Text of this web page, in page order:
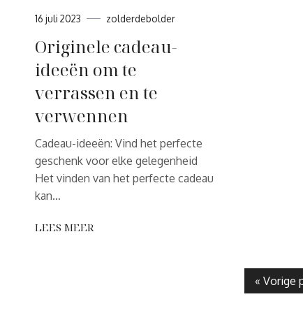
16 juli 2023 zolderdebolder
Originele cadeau-
ideeën om te
verrassen en te
verwennen
Cadeau-ideeën: Vind het perfecte
geschenk voor elke gelegenheid
Het vinden van het perfecte cadeau
kan…
LEES MEER
« Vorige